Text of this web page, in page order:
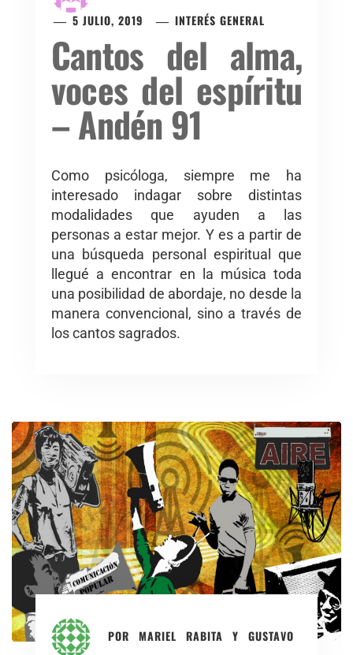
5 JULIO, 2019
INTERÉS GENERAL
Cantos del alma,
voces del espíritu
– Andén 91
Como psicóloga, siempre me ha
interesado indagar sobre distintas
modalidades que ayuden a las
personas a estar mejor. Y es a partir de
una búsqueda personal espiritual que
llegué a encontrar en la música toda
una posibilidad de abordaje, no desde la
manera convencional, sino a través de
los cantos sagrados.
POR MARIEL RABITA Y GUSTAVO